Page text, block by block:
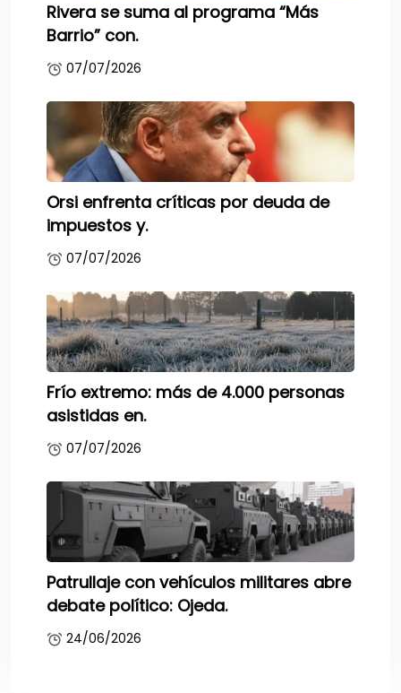
Rivera se suma al programa “Más
Barrio” con.
07/07/2026
Orsi enfrenta críticas por deuda de
impuestos y.
07/07/2026
Frío extremo: más de 4.000 personas
asistidas en.
07/07/2026
Patrullaje con vehículos militares abre
debate político: Ojeda.
24/06/2026